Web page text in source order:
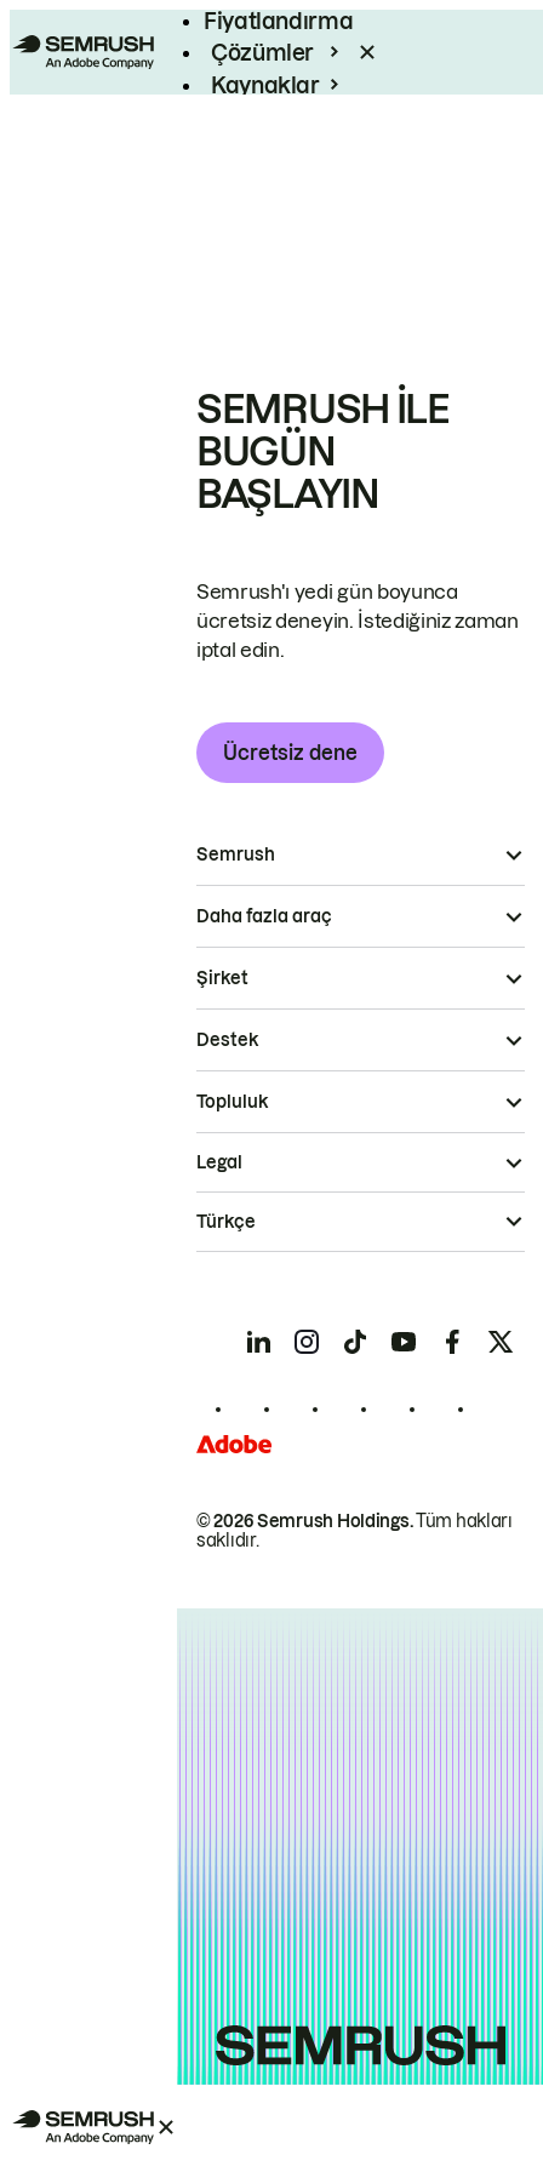
Fiyatlandırma
Çözümler
Kaynaklar
SEMRUSH ILE
BUGÜN
BAŞLAYIN
Semrush'ı yedi gün boyunca
ücretsiz deneyin. İstediğiniz zaman
iptal edin.
Ücretsiz dene
Semrush
Daha fazla araç
Şirket
Destek
Topluluk
© 2026 Semrush Holdings.Tüm hakları
saklıdır.
Legal
Türkçe